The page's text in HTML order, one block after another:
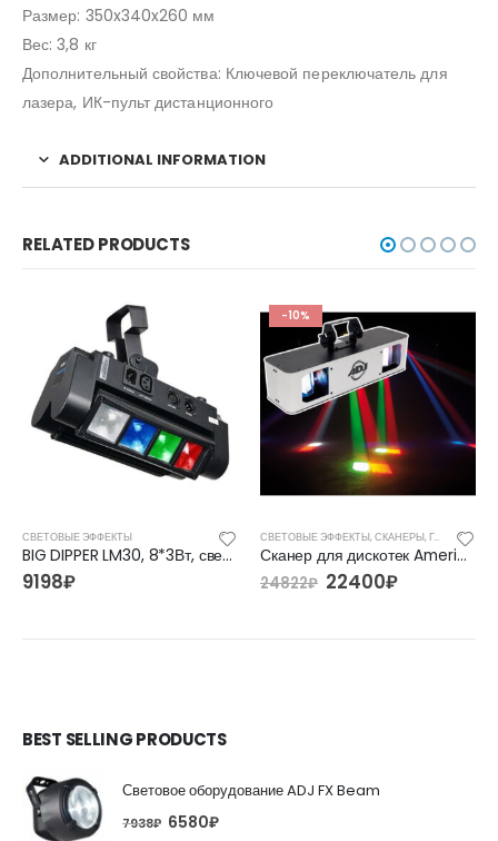
Размер: 350x340x260 мм
Вес: 3,8 кг
Дополнительный свойства: Ключевой переключатель для
лазера, ИК-пульт дистанционного
ADDITIONAL INFORMATION
RELATED PRODUCTS
СВЕТОВЫЕ ЭФФЕКТЫ
BIG DIPPER LM30, 8*3Вт, светодиодные эффекты
9198₽
-10%
СВЕТОВЫЕ ЭФФЕКТЫ,СКАНЕРЫ, ГОЛОВЫ
Сканер для дискотек American DJ Double Phase LED
24822₽ 22400₽
BEST SELLING PRODUCTS
Световое оборудование ADJ FX Beam
7938₽ 6580₽